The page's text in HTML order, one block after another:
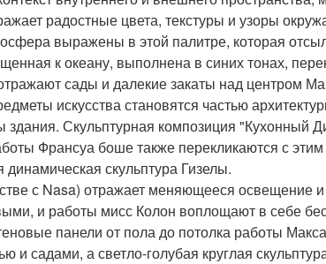
радостные цвета, текстуры и узоры
выражены в этой палитре, которая
к океану, выполнена в синих тонах,
сады и далекие закаты над центром
искусства становятся частью
здания. Скульптурная композиция "Кухонный
Франсуа боше также перекликаются с
скульптура Гизелы.
с Nasa) отражает меняющееся освещение
и работы мисс Колон воплощают в себе
панели от пола до потолка работы
и садами, а светло-голубая круглая